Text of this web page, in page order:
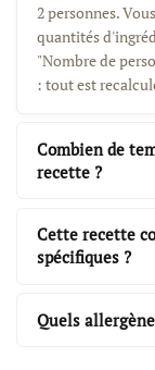
2 personnes.
quantités
"Nombre de
: tout est
Combien de
recette ?
Cette recette
spécifiques ?
Quels